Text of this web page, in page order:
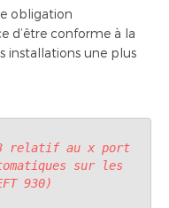
obligation
d’être conforme à la
installations une plus
relatif au x port
sur les
930)